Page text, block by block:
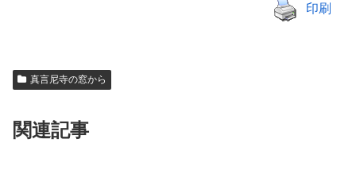
印刷
真言尼寺の窓から
関連記事